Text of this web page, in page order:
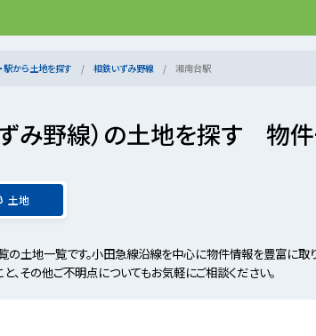
駅から土地を探す 相鉄いずみ野線 湘南台駅
み野線）の土地を探す 物
土地
土地一覧です。小田急線沿線を中心に物件情報を豊富に取
、その他ご不明点についてもお気軽にご相談ください。